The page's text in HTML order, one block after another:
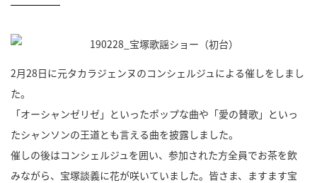
2月28日に元タカラジェンヌのコンシェルジュによる催しをしまし
た。
「オーシャンゼリゼ」といったポップな曲や「愛の賛歌」といっ
たシャンソンの王道とも言える曲を披露しました。
催しの後はコンシェルジュを囲い、参加された方全員でお茶を飲
みながら、宝塚談義に花が咲いていました。皆さま、ますます宝